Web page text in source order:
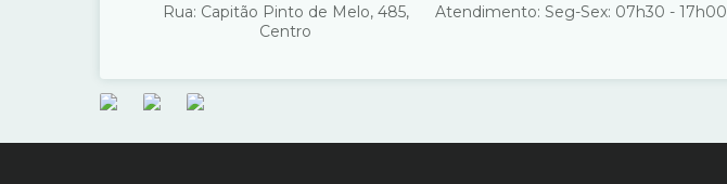
Rua: Capitão Pinto de Melo, 485,
Centro
Atendimento: Seg-Sex: 07h30 - 17h00